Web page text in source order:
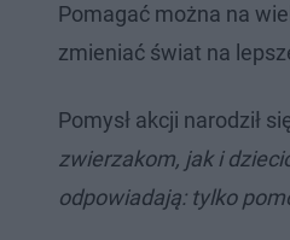
Pomagać można na
zmieniać świat na
Pomysł akcji narodził
zwierzakom, jak i
odpowiadają: tylko